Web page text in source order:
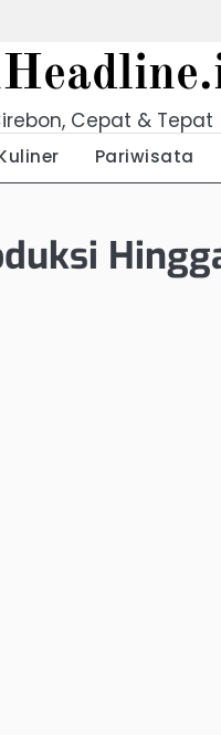
Cepat & Tepat
Pariwisata